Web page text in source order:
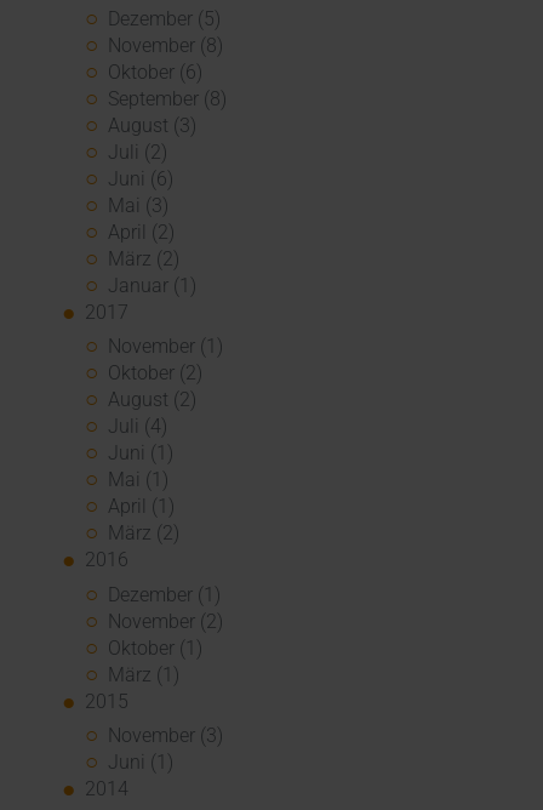
Dezember (5)
November (8)
Oktober (6)
September (8)
August (3)
Juli (2)
Juni (6)
Mai (3)
April (2)
März (2)
Januar (1)
2017
November (1)
Oktober (2)
August (2)
Juli (4)
Juni (1)
Mai (1)
April (1)
März (2)
2016
Dezember (1)
November (2)
Oktober (1)
März (1)
2015
November (3)
Juni (1)
2014